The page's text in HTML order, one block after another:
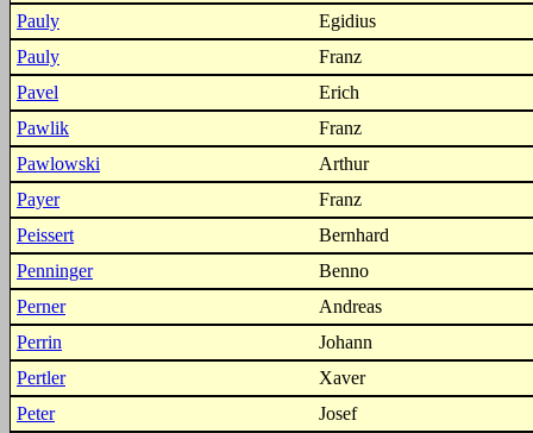
Pauly
Egidius
Pauly
Franz
Pavel
Erich
Pawlik
Franz
Pawlowski
Arthur
Payer
Franz
Peissert
Bernhard
Penninger
Benno
Perner
Andreas
Perrin
Johann
Pertler
Xaver
Peter
Josef